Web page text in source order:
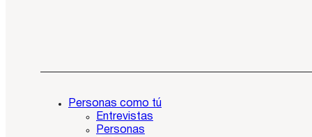
Personas como tú
Entrevistas
Personas